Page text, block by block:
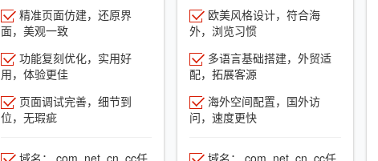
精准页面仿建，还原界
面，美观一致
功能复刻优化，实用好
用，体验更佳
页面调试完善，细节到
位，无瑕疵
域名：.com .net .cn .cc任
欧美风格设计，符合海
外，浏览习惯
多语言基础搭建，外贸适
配，拓展客源
海外空间配置，国外访
问，速度更快
域名：.com .net .cn .cc任